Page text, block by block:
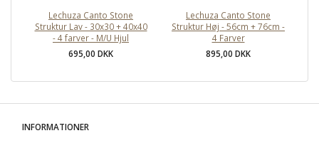
Lechuza Canto Stone
Struktur Lav - 30x30 + 40x40
- 4 farver - M/U Hjul
695,00 DKK
Lechuza Canto Stone
Struktur Høj - 56cm + 76cm -
4 Farver
895,00 DKK
INFORMATIONER